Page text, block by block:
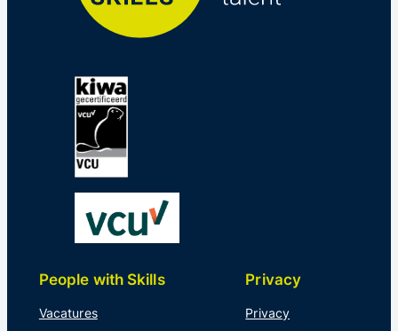
People with Skills
Vacatures
Privacy
Privacy